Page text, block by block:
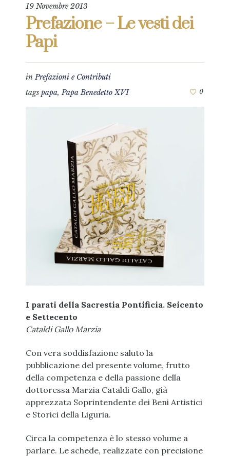
19 Novembre 2013
Prefazione – Le vesti dei
Papi
inPrefazioni e Contributi
tags papa,Papa Benedetto XVI 0
I parati della Sacrestia Pontificia. Seicento
e Settecento
Cataldi Gallo Marzia
Con vera soddisfazione saluto la
pubblicazione del presente volume, frutto
della competenza e della passione della
dottoressa Marzia Cataldi Gallo, già
apprezzata Soprintendente dei Beni Artistici
e Storici della Liguria.
Circa la competenza è lo stesso volume a
parlare. Le schede, realizzate con precisione